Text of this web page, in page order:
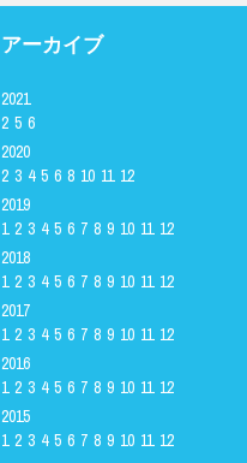
アーカイブ
2021
2 5 6
2020
2 3 4 5 6 8 10 11 12
2019
1 2 3 4 5 6 7 8 9 10 11 12
2018
1 2 3 4 5 6 7 8 9 10 11 12
2017
1 2 3 4 5 6 7 8 9 10 11 12
2016
1 2 3 4 5 6 7 8 9 10 11 12
2015
1 2 3 4 5 6 7 8 9 10 11 12